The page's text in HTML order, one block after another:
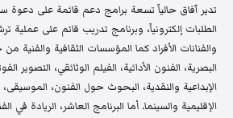
تدير آفاق حالياً تسعة برامج دعم قائمة على دعوة
الطلبات إلكترونياً، وبرنامج تدريب قائم على عملية
والفنانات الأفراد كما المؤسسات الثقافية والفنية من
البصرية، الفنون الأدائية، الفيلم الوثائقي، التصوير
الإبداعية والنقدية، البحوث حول الفنون،
الإقليمية والسينما. أما البرنامج العاشر، الريادة في